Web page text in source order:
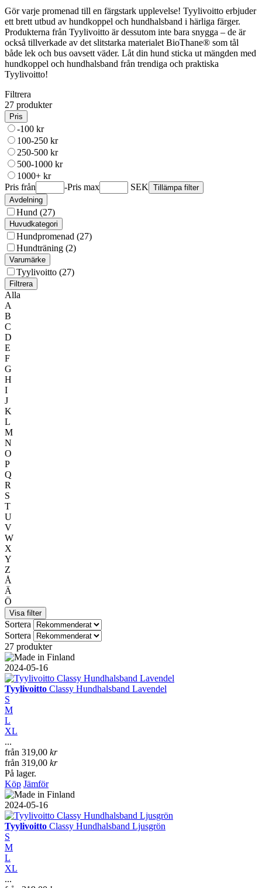
Gör varje promenad till en färgstark upplevelse! Tyylivoitto erbjuder
ett brett utbud av hundkoppel och hundhalsband i härliga färger.
Produkterna från Tyylivoitto är dessutom inte bara snygga – de är
också tillverkade av det slitstarka materialet BioThane® som tål
både lek och bus oavsett väder. Låt din hund sticka ut mängden med
hundkoppel och hundhalsband från trendiga och praktiska
Tyylivoitto!
Filtrera
27 produkter
Pris
-100 kr
100-250 kr
250-500 kr
500-1000 kr
1000+ kr
Pris från
-Pris max SEK Tillämpa filter
Avdelning
Hund (27)
Huvudkategori
Hundpromenad (27)
Hundträning (2)
Varumärke
Tyylivoitto (27)
Alla
A
B
C
D
E
F
G
H
I
J
K
L
M
N
O
P
Q
R
S
T
U
V
W
X
Y
Z
Å
Ä
Ö
Visa filter
Sortera
Sortera
27 produkter
2024-05-16
Tyylivoitto Classy Hundhalsband Lavendel
S
M
L
XL
...
från 319,00 kr
från 319,00 kr
På lager.
Köp Jämför
2024-05-16
Tyylivoitto Classy Hundhalsband Ljusgrön
S
M
L
XL
...